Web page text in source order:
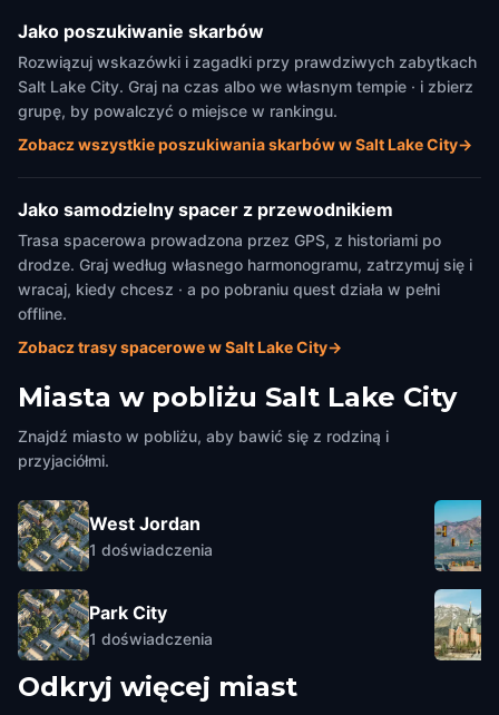
Jako poszukiwanie skarbów
Rozwiązuj wskazówki i zagadki przy prawdziwych zabytkach
Salt Lake City. Graj na czas albo we własnym tempie · i zbierz
grupę, by powalczyć o miejsce w rankingu.
Zobacz wszystkie poszukiwania skarbów w Salt Lake City→
Jako samodzielny spacer z przewodnikiem
Trasa spacerowa prowadzona przez GPS, z historiami po
drodze. Graj według własnego harmonogramu, zatrzymuj się i
wracaj, kiedy chcesz · a po pobraniu quest działa w pełni
offline.
Zobacz trasy spacerowe w Salt Lake City→
Miasta w pobliżu Salt Lake City
Znajdź miasto w pobliżu, aby bawić się z rodziną i
przyjaciółmi.
West Jordan
1 doświadczenia
Park City
1 doświadczenia
Odkryj więcej miast